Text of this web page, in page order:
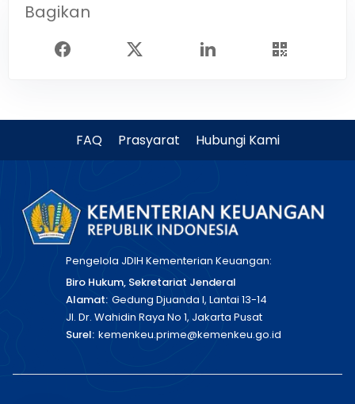
Bagikan
FAQ Prasyarat Hubungi Kami
Pengelola JDIH Kementerian Keuangan:
Biro Hukum, Sekretariat Jenderal
Alamat: Gedung Djuanda I, Lantai 13-14
Jl. Dr. Wahidin Raya No 1, Jakarta Pusat
Surel: kemenkeu.prime@kemenkeu.go.id